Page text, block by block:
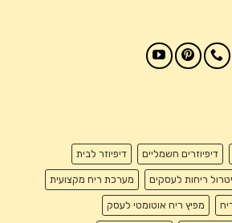
דיפיוזרים חשמליים דיפיוזר לבית
ריחות לעסקים מערכת ריח מקצועית
מפיץ ריח אוטומטי לעסק